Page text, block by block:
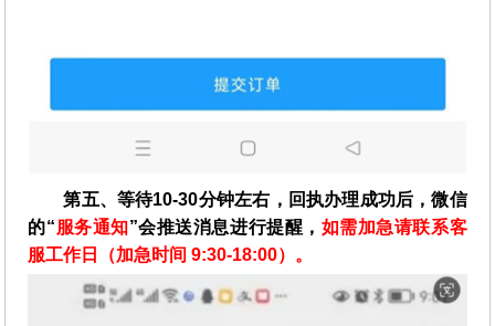
第五、等待10-30分钟左右，回执办理成功后，微信
的“服务通知”会推送消息进行提醒， 如需加急请联系客
服工作日（加急时间 9:30-18:00）。